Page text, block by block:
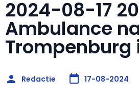
2024-08-17
Ambulance
Trompenburg
Redactie 17-08-2024